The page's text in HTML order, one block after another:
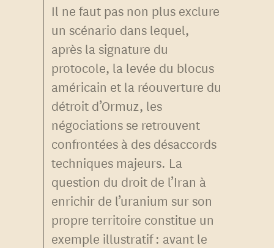
Il ne faut pas non plus exclure
un scénario dans lequel,
après la signature du
protocole, la levée du blocus
américain et la réouverture du
détroit d’Ormuz, les
négociations se retrouvent
confrontées à des désaccords
techniques majeurs. La
question du droit de l’Iran à
enrichir de l’uranium sur son
propre territoire constitue un
exemple illustratif : avant le